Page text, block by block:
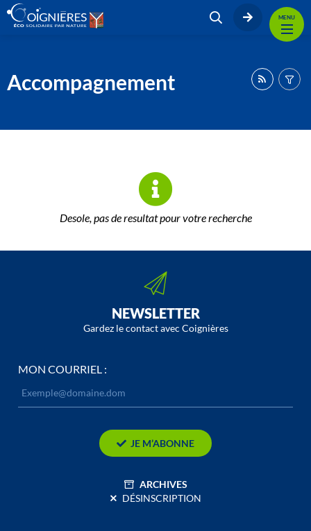
MENU
Accompagnement
Desole, pas de resultat pour votre recherche
NEWSLETTER
Gardez le contact avec Coignières
MON COURRIEL :
JE M’ABONNE
ARCHIVES
DÉSINSCRIPTION